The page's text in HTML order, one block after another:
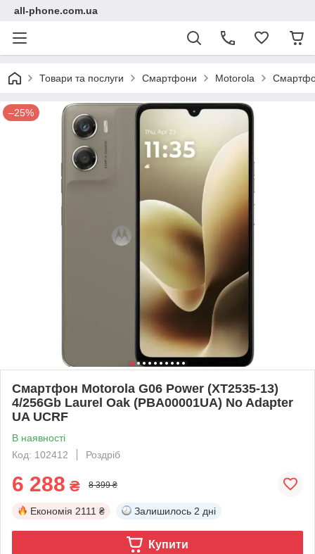
all-phone.com.ua
Товари та послуги Смартфони Motorola
–25%
Смартфон Motorola G06 Power (XT2535-13)
4/256Gb Laurel Oak (PBA00001UA) No Adapter
UA UCRF
В наявності
Код: 102412
Роздріб
6 288 ₴ 8 399 ₴
Економія 2111 ₴ Залишилось 2 дні
Купити